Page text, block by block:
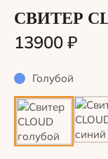
СВИТЕР
13900 ₽
Голубой